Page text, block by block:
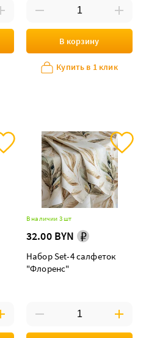
В корзину
Купить в 1 клик
В наличии 3 шт
32.00 BYN
Набор Set-4 салфеток
"Флоренс"